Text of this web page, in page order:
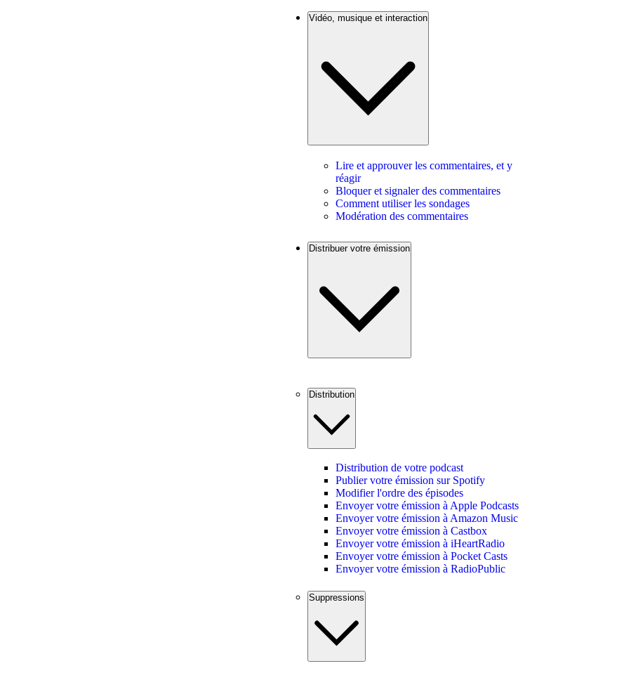
Vidéo, musique et interaction
Lire et approuver les commentaires, et y
réagir
Bloquer et signaler des commentaires
Comment utiliser les sondages
Modération des commentaires
Distribuer votre émission
Distribution
Distribution de votre podcast
Publier votre émission sur Spotify
Modifier l'ordre des épisodes
Envoyer votre émission à Apple Podcasts
Envoyer votre émission à Amazon Music
Envoyer votre émission à Castbox
Envoyer votre émission à iHeartRadio
Envoyer votre émission à Pocket Casts
Envoyer votre émission à RadioPublic
Suppressions